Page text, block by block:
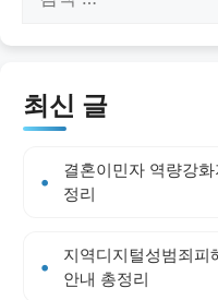
색:
최신 글
결혼이민자 역량강
정리
지역디지털성범죄피
안내 총정리